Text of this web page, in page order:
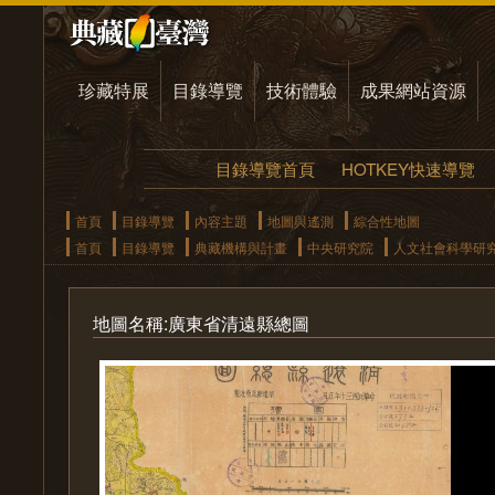
珍藏特展 目錄導覽 技術體驗 成果網站資源
目錄導覽首頁 HOTKEY快速導覽
首頁 目錄導覽 內容主題 地圖與遙測
綜合性地圖
首頁
目錄導覽 典藏機構與計畫 中央研究院 人文社會科學研
地圖名稱:廣東省清遠縣總圖